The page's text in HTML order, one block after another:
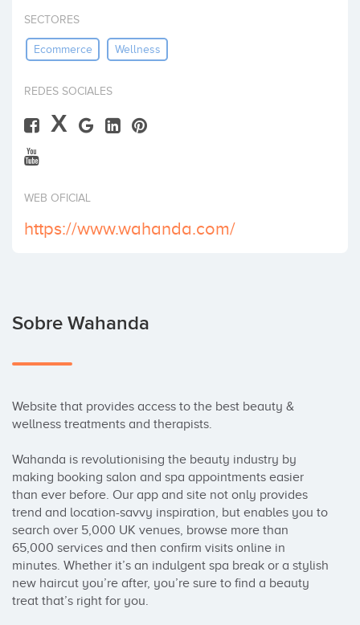
Invertir
SECTORES
Ecommerce Wellness
REDES SOCIALES
X
WEB OFICIAL
https://www.wahanda.com/
Sobre Wahanda
Website that provides access to the best beauty &
wellness treatments and therapists.
Wahanda is revolutionising the beauty industry by
making booking salon and spa appointments easier
than ever before. Our app and site not only provides
trend and location-savvy inspiration, but enables you to
search over 5,000 UK venues, browse more than
65,000 services and then confirm visits online in
minutes. Whether it’s an indulgent spa break or a stylish
new haircut you’re after, you’re sure to find a beauty
treat that’s right for you.